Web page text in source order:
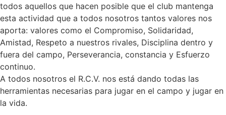
todos aquellos que hacen posible que el club mantenga
esta actividad que a todos nosotros tantos valores nos
aporta: valores como el Compromiso, Solidaridad,
Amistad, Respeto a nuestros rivales, Disciplina dentro y
fuera del campo, Perseverancia, constancia y Esfuerzo
continuo.
A todos nosotros el R.C.V. nos está dando todas las
herramientas necesarias para jugar en el campo y jugar en
la vida.